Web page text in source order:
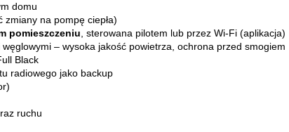
domu
zmiany na pompę ciepła)
pomieszczeniu , sterowana pilotem lub przez Wi-Fi (aplikacja)
– wysoka jakość powietrza, ochrona przed smogiem
Black
radiowego jako backup
ruchu